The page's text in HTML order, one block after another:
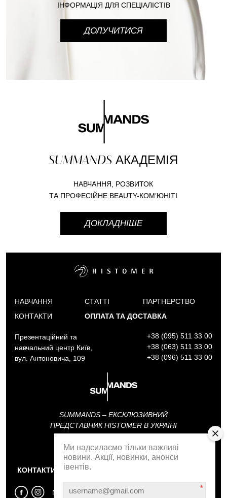
ІНФОРМАЦІЯ ДЛЯ СПЕЦІАЛІСТІВ
ДОЛУЧИТИСЯ
SUMMANDS АКАДЕМІЯ
НАВЧАННЯ, РОЗВИТОК
ТА ПРОФЕСІЙНЕ BEAUTY-КОМ’ЮНІТІ
ДОКЛАДНІШЕ
НАВЧАННЯ
КОНТАКТИ
СТАТТІ
ПАРТНЕРСТВО
ОПЛАТА ТА ДОСТАВКА
Презентаційний та
навчальний центр Київ,
вул. Антоновича, 109
+38 (095) 511 33 00
+38 (063) 511 33 00
+38 (096) 511 33 00
SUMMANDS – ЕКСКЛЮЗИВНИЙ
ПРЕДСТАВНИК HISTOMER В УКРАЇНІ
АКАДЕМІЯ SUMMANDS
КОНТАКТИ
МИ У СОЦМЕРЕЖАХ
Ми надсилаємо тільки важливі
новини. Акції, новинки, анонси
івентів.
*